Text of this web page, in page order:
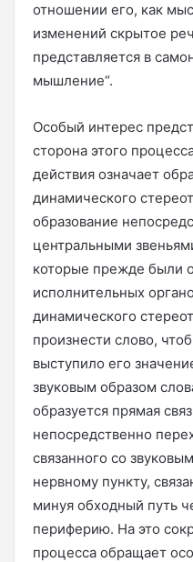
отношении его, как
изменений скрытое
представляется в
мышление“.
Особый интерес
сторона этого
действия означает
динамического
образование
центральными
которые прежде были
исполнительных
динамического
произнести слово,
выступило его
звуковым образом
образуется прямая
непосредственно
связанного со
нервному пункту,
минуя обходный путь
периферию. На это
процесса обращает